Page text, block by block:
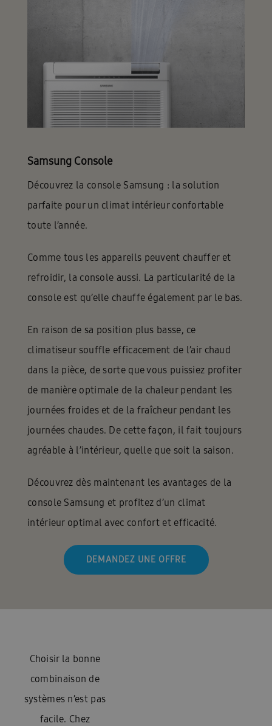
Samsung Console
Découvrez la console Samsung : la solution
parfaite pour un climat intérieur confortable
toute l’année.
Comme tous les appareils peuvent chauffer et
refroidir, la console aussi. La particularité de la
console est qu’elle chauffe également par le bas.
En raison de sa position plus basse, ce
climatiseur souffle efficacement de l’air chaud
dans la pièce, de sorte que vous puissiez profiter
de manière optimale de la chaleur pendant les
journées froides et de la fraîcheur pendant les
journées chaudes. De cette façon, il fait toujours
agréable à l’intérieur, quelle que soit la saison.
Découvrez dès maintenant les avantages de la
console Samsung et profitez d’un climat
intérieur optimal avec confort et efficacité.
DEMANDEZ UNE OFFRE
Choisir la bonne
combinaison de
systèmes n’est pas
facile. Chez